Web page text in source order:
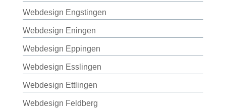
Webdesign Engstingen
Webdesign Eningen
Webdesign Eppingen
Webdesign Esslingen
Webdesign Ettlingen
Webdesign Feldberg